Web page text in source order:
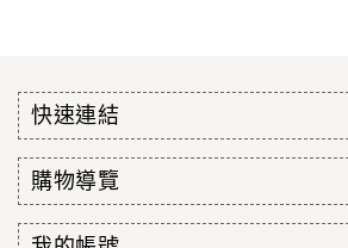
快速連結
購物導覽